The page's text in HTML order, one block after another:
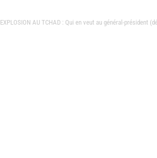
EXPLOSION AU TCHAD : Qui en veut au général-président